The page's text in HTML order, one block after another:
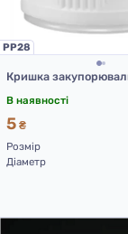
PP28
В наявності
5 ₴
Розмір
Діаметр